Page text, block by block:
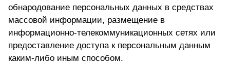
обнародование персональных данных в средствах
массовой информации, размещение в
информационно-телекоммуникационных сетях или
предоставление доступа к персональным данным
каким-либо иным способом.